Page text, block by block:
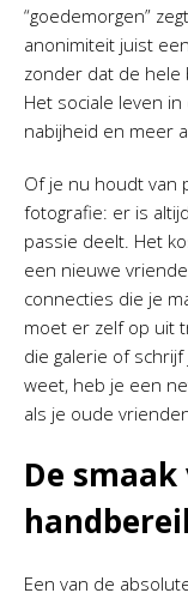
“goedemorgen”
anonimiteit juist
zonder dat de
Het sociale leven
nabijheid en meer
Of je nu houdt van
fotografie: er is
passie deelt. Het
een nieuwe
connecties die je
moet er zelf op uit
die galerie of
weet, heb je een
als je oude
De
Een van de